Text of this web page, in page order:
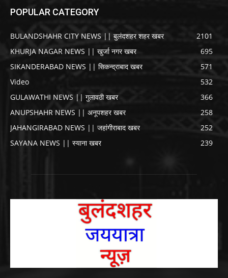
POPULAR CATEGORY
BULANDSHAHR CITY NEWS || बुलंदशहर शहर खबर
2101
KHURJA NAGAR NEWS || खुर्जा नगर खबर
695
SIKANDERABAD NEWS || सिकन्द्राबाद खबर
571
Video
532
GULAWATHI NEWS || गुलावठी खबर
366
ANUPSHAHR NEWS || अनूपशहर खबर
258
JAHANGIRABAD NEWS || जहांगीराबाद खबर
252
SAYANA NEWS || स्याना खबर
239